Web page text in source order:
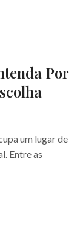
Por
um lugar de
Entre as